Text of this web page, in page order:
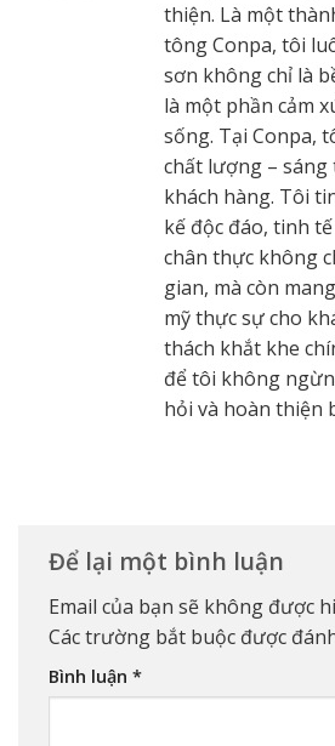
thiện. Là một
tông Conpa, tôi
sơn không chỉ là
là một phần cảm
sống. Tại Conpa,
chất lượng – sáng
khách hàng. Tôi
kế độc đáo, tinh
chân thực không
gian, mà còn
mỹ thực sự cho
thách khắt khe
để tôi không
hỏi và hoàn thiện
Để lại một bình luận
Email của bạn sẽ không được
Các trường bắt buộc được
Bình luận *